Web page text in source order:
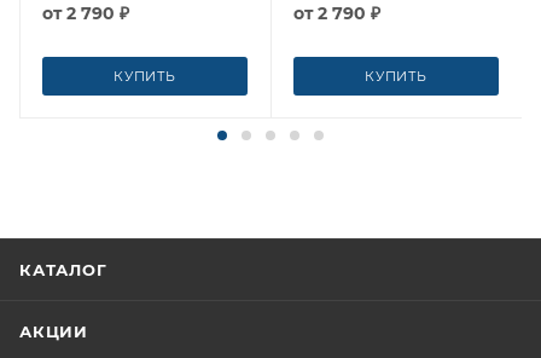
от2 790 ₽
КУПИТЬ
от2 790 ₽
КУПИТЬ
КАТАЛОГ
АКЦИИ